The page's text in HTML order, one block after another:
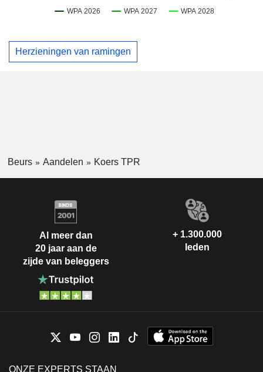
Herzieningen van ramingen
Beurs Aandelen Koers TPR
Al meer dan
20 jaar aan de
zijde van beleggers
+ 1.300.000
leden
ONZE EXPERTS STAAN